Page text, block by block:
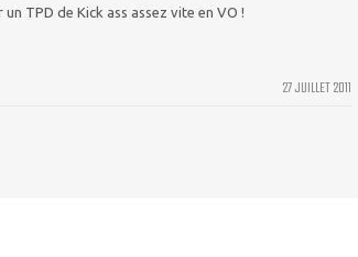
TPD de Kick ass assez vite en VO !
27 JUILLET 2011